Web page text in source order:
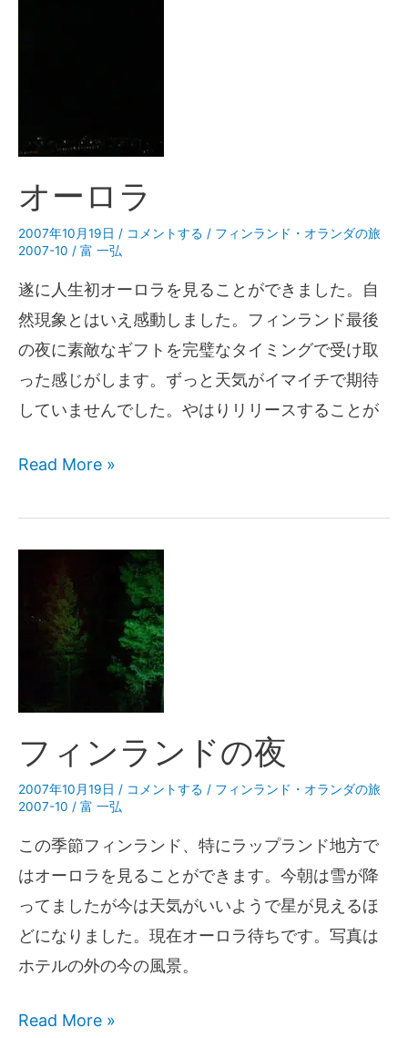
オーロラ
2007年10月19日 / コメントする / フィンランド・オランダの旅
2007-10 / 富 一弘
遂に人生初オーロラを見ることができました。自
然現象とはいえ感動しました。フィンランド最後
の夜に素敵なギフトを完璧なタイミングで受け取
った感じがします。ずっと天気がイマイチで期待
していませんでした。やはりリリースすることが
Read More »
フィンランドの夜
2007年10月19日 / コメントする / フィンランド・オランダの旅
2007-10 / 富 一弘
この季節フィンランド、特にラップランド地方で
はオーロラを見ることができます。今朝は雪が降
ってましたが今は天気がいいようで星が見えるほ
どになりました。現在オーロラ待ちです。写真は
ホテルの外の今の風景。
Read More »